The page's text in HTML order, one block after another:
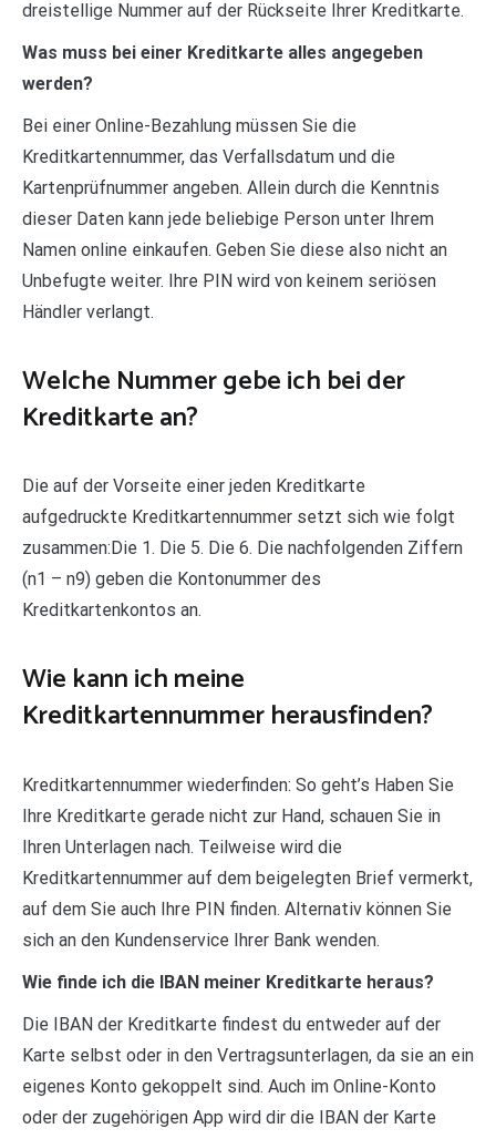
dreistellige Nummer auf der Rückseite Ihrer Kreditkarte.
Was muss bei einer Kreditkarte alles angegeben
werden?
Bei einer Online-Bezahlung müssen Sie die
Kreditkartennummer, das Verfallsdatum und die
Kartenprüfnummer angeben. Allein durch die Kenntnis
dieser Daten kann jede beliebige Person unter Ihrem
Namen online einkaufen. Geben Sie diese also nicht an
Unbefugte weiter. Ihre PIN wird von keinem seriösen
Händler verlangt.
Welche Nummer gebe ich bei der
Kreditkarte an?
Die auf der Vorseite einer jeden Kreditkarte
aufgedruckte Kreditkartennummer setzt sich wie folgt
zusammen:Die 1. Die 5. Die 6. Die nachfolgenden Ziffern
(n1 – n9) geben die Kontonummer des
Kreditkartenkontos an.
Wie kann ich meine
Kreditkartennummer herausfinden?
Kreditkartennummer wiederfinden: So geht’s Haben Sie
Ihre Kreditkarte gerade nicht zur Hand, schauen Sie in
Ihren Unterlagen nach. Teilweise wird die
Kreditkartennummer auf dem beigelegten Brief vermerkt,
auf dem Sie auch Ihre PIN finden. Alternativ können Sie
sich an den Kundenservice Ihrer Bank wenden.
Wie finde ich die IBAN meiner Kreditkarte heraus?
Die IBAN der Kreditkarte findest du entweder auf der
Karte selbst oder in den Vertragsunterlagen, da sie an ein
eigenes Konto gekoppelt sind. Auch im Online-Konto
oder der zugehörigen App wird dir die IBAN der Karte